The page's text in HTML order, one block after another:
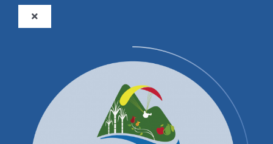
Toggle
Productos y Servicios
Convocatorias Precalificación